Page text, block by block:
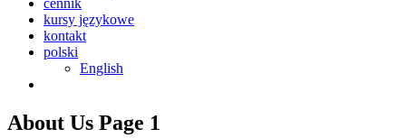
cennik
kursy językowe
kontakt
polski
English
About Us Page 1